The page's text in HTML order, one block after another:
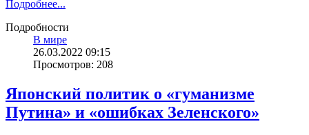
Подробнее...
Подробности
В мире
26.03.2022 09:15
Просмотров: 208
Японский политик о «гуманизме
Путина» и «ошибках Зеленского»